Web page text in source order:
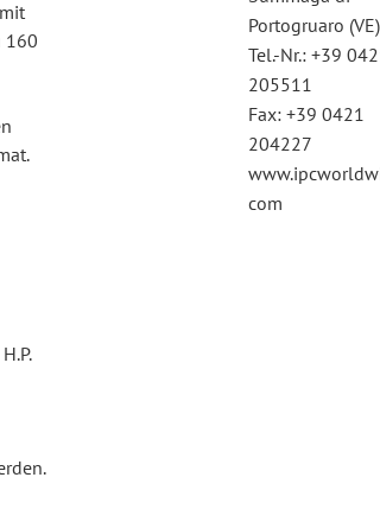
160
Portogruaro (VE)
Tel.-Nr.: +39
205511
Fax: +39 0421
204227
com